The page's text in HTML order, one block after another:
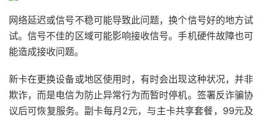
网络延迟或信号不稳可能导致此问题，换个信号好的地方试
试。信号不佳的区域可能影响接收信号。手机硬件故障也可
能造成接收问题。
新卡在更换设备或地区使用时，有时会出现这种状况，并非
欺诈，而是电信为防止异常行为而暂时停机。签署反诈骗协
议后可恢复服务。副卡每月2元，与主卡共享套餐，99元及